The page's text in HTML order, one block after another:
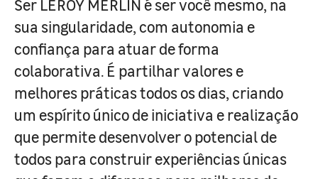
Ser LEROY MERLIN é ser você mesmo, na
sua singularidade, com autonomia e
confiança para atuar de forma
colaborativa. É partilhar valores e
melhores práticas todos os dias, criando
um espírito único de iniciativa e realização
que permite desenvolver o potencial de
todos para construir experiências únicas